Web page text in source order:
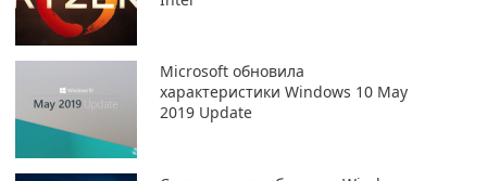
Microsoft обновила
характеристики Windows 10 May
2019 Update